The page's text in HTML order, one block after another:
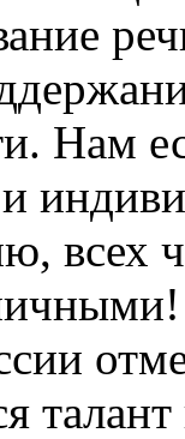
Нам
всех